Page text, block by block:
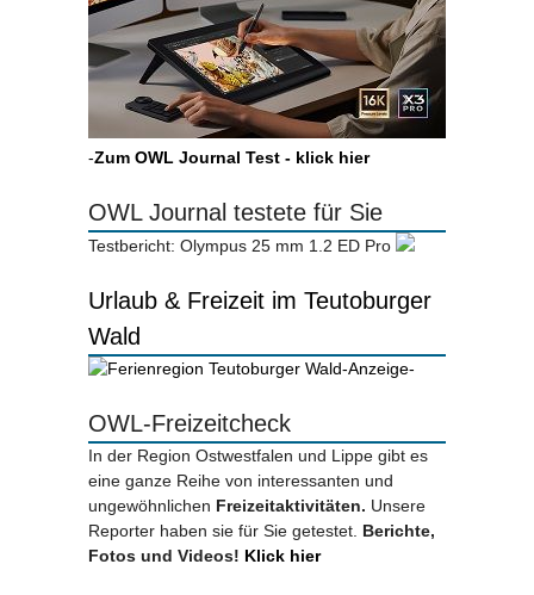
-Zum OWL Journal Test - klick hier
OWL Journal testete für Sie
Testbericht: Olympus 25 mm 1.2 ED Pro
Urlaub & Freizeit im Teutoburger
Wald
-Anzeige-
OWL-Freizeitcheck
In der Region Ostwestfalen und Lippe gibt es
eine ganze Reihe von interessanten und
ungewöhnlichen Freizeitaktivitäten. Unsere
Reporter haben sie für Sie getestet. Berichte,
Fotos und Videos! Klick hier